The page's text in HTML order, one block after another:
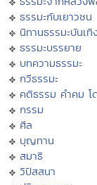
ธรรมะกับเยาวชน
นิทานธรรมะบันเทิ
ธรรมะบรรยาย
บทความธรรมะ
กวีธรรมะ
คติธรรม คำคม โ
กรรม
ศีล
บุญทาน
สมาธิ
วิปัสสนา